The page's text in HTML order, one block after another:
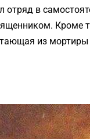
отряд в
Кроме
из мортиры